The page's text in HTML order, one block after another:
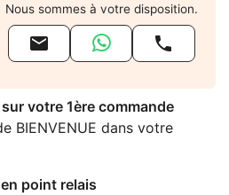
Nous sommes à votre disposition.
 
votre 1ère commande
BIENVENUE dans votre
point relais